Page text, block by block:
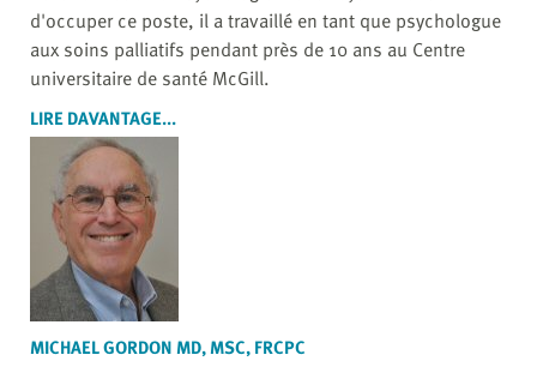
d'occuper ce poste, il a travaillé en tant que psychologue
aux soins palliatifs pendant près de 10 ans au Centre
universitaire de santé McGill.
LIRE DAVANTAGE...
MICHAEL GORDON MD, MSC, FRCPC